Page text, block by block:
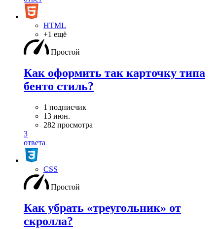
HTML
+1 ещё
Простой
Как оформить так карточку типа
бенто стиль?
1 подписчик
13 июн.
282 просмотра
3
ответа
CSS
Простой
Как убрать «треугольник» от
скролла?